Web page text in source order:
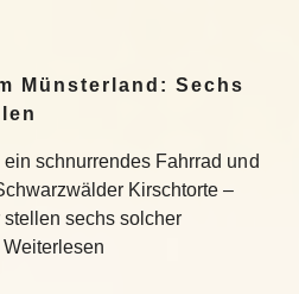
Münsterland: Sechs
schnurrendes Fahrrad und
Kirschtorte –
stellen sechs solcher